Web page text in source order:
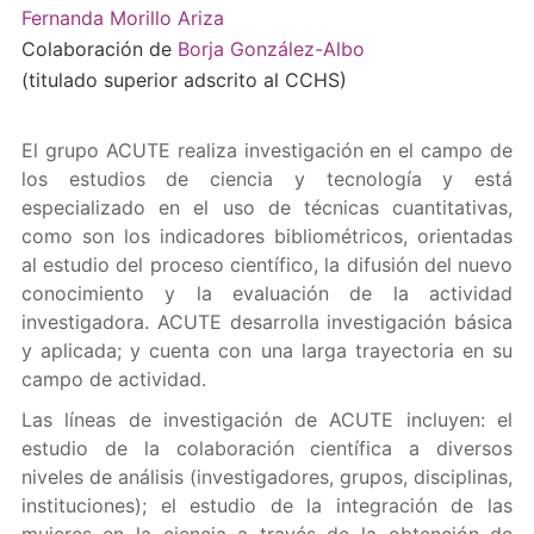
Fernanda Morillo Ariza
Colaboración de Borja González-Albo
(titulado superior adscrito al CCHS)
El grupo ACUTE realiza investigación en el campo de
los estudios de ciencia y tecnología y está
especializado en el uso de técnicas cuantitativas,
como son los indicadores bibliométricos, orientadas
al estudio del proceso científico, la difusión del nuevo
conocimiento y la evaluación de la actividad
investigadora. ACUTE desarrolla investigación básica
y aplicada; y cuenta con una larga trayectoria en su
campo de actividad.
Las líneas de investigación de ACUTE incluyen: el
estudio de la colaboración científica a diversos
niveles de análisis (investigadores, grupos, disciplinas,
instituciones); el estudio de la integración de las